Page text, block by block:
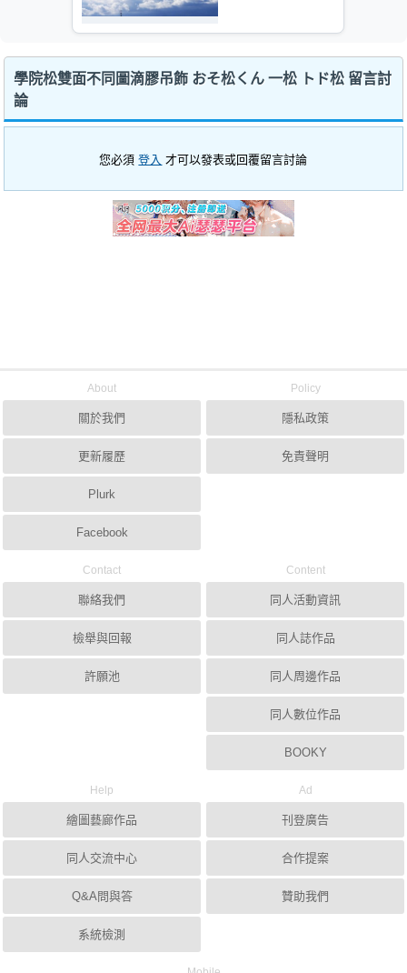
學院松雙面不同圖滴膠吊飾 おそ松くん 一松 トド松 留言討
論
您必須登入 才可以發表或回覆留言討論
About
關於我們
更新履歷
Plurk
Facebook
Policy
隱私政策
免責聲明
Contact
聯絡我們
檢舉與回報
許願池
Content
同人活動資訊
同人誌作品
同人周邊作品
同人數位作品
BOOKY
Help
繪圖藝廊作品
同人交流中心
Q&A問與答
系統檢測
Ad
刊登廣告
合作提案
贊助我們